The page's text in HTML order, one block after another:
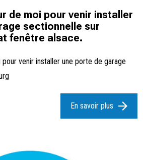
de moi pour venir installer
sectionnelle sur
fenêtre alsace.
venir installer une porte de garage
En savoir plus